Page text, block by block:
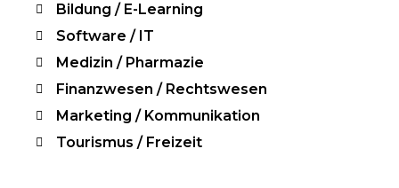
Bildung / E-Learning
Software / IT
Medizin / Pharmazie
Finanzwesen / Rechtswesen
Marketing / Kommunikation
Tourismus / Freizeit